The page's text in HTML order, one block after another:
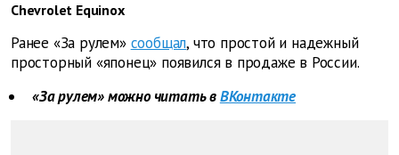
Chevrolet Equinox
Ранее «За рулем» сообщал, что простой и надежный
просторный «японец» появился в продаже в России.
«За рулем» можно читать вВКонтакте